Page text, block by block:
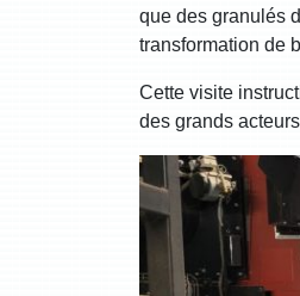
que des granulés
transformation de
Cette visite
des grands